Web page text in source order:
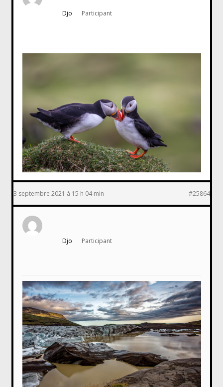
Djo Participant
3 septembre 2021 à 15 h 04 min #25864
Djo Participant